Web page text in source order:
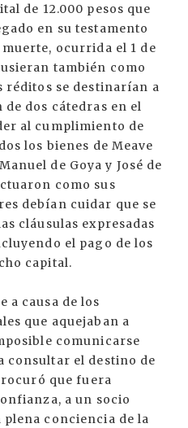
de 12.000 pesos que
en su testamento
muerte, ocurrida el 1 de
también como
réditos se destinarían a
dos cátedras en el
al cumplimiento de
los bienes de Meave
de Goya y José de
como sus
debían cuidar que se
cláusulas expresadas
el pago de los
capital.
a causa de los
que aquejaban a
comunicarse
consultar el destino de
que fuera
a un socio
conciencia de la